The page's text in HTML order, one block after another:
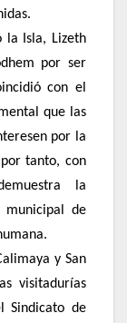
la Isla, Lizeth
por ser
con el
que las
por la
tanto, con
la
municipal de
y San
visitadurías
Sindicato de